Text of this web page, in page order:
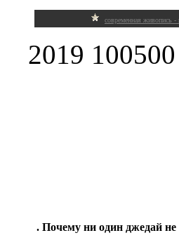
современная живопись -
2019
. Почему ни один джедай